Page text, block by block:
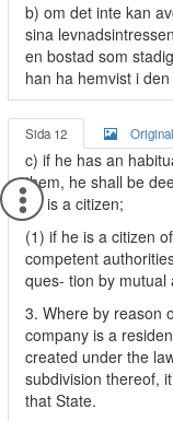
b) om det inte kan
sina
en bostad som
han ha hemvist i
Sida 12 Original
c) if he has an
them, he shall be
he is a citizen;
(1) if he is a citizen
competent
ques- tion by mutual
3. Where by reason
company is a
created under the
subdivision thereof,
that State.